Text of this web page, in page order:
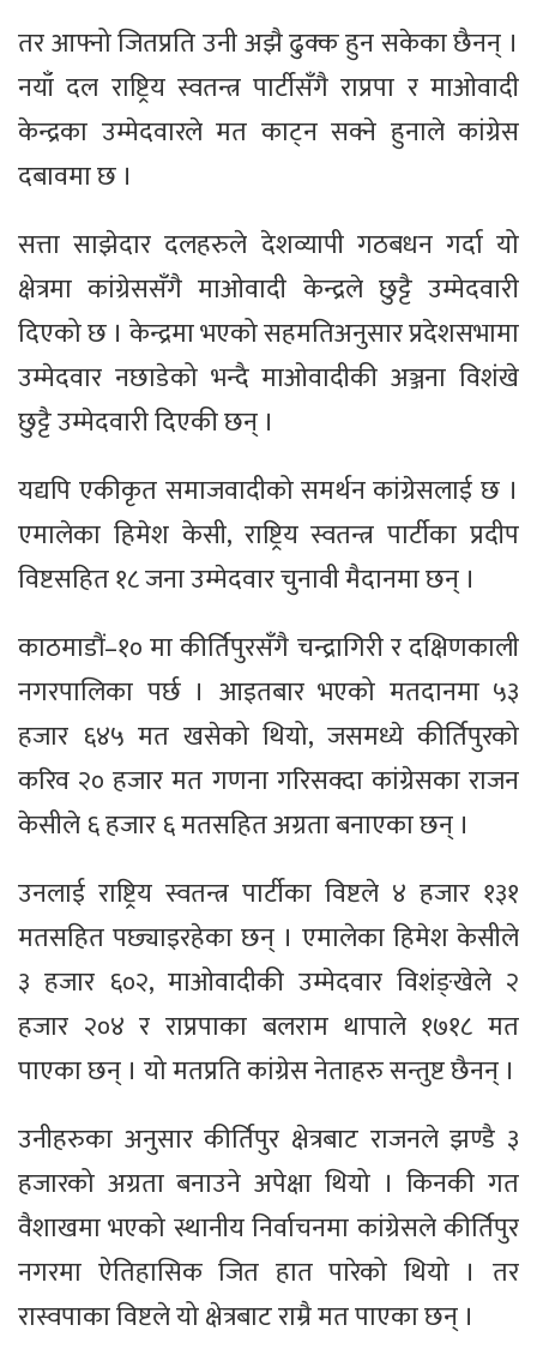
तर आफ्नो जितप्रति उनी अझै ढुक्क हुन सकेका छैनन् ।
नयाँ दल राष्ट्रिय स्वतन्त्र पार्टीसँगै राप्रपा र माओवादी
केन्द्रका उम्मेदवारले मत काट्न सक्ने हुनाले कांग्रेस
दबावमा छ ।
सत्ता साझेदार दलहरुले देशव्यापी गठबधन गर्दा यो
क्षेत्रमा कांग्रेससँगै माओवादी केन्द्रले छुट्टै उम्मेदवारी
दिएको छ । केन्द्रमा भएको सहमतिअनुसार प्रदेशसभामा
उम्मेदवार नछाडेको भन्दै माओवादीकी अञ्जना विशंखे
छुट्टै उम्मेदवारी दिएकी छन् ।
यद्यपि एकीकृत समाजवादीको समर्थन कांग्रेसलाई छ ।
एमालेका हिमेश केसी, राष्ट्रिय स्वतन्त्र पार्टीका प्रदीप
विष्टसहित १८ जना उम्मेदवार चुनावी मैदानमा छन् ।
काठमाडौं–१० मा कीर्तिपुरसँगै चन्द्रागिरी र दक्षिणकाली
नगरपालिका पर्छ । आइतबार भएको मतदानमा ५३
हजार ६४५ मत खसेको थियो, जसमध्ये कीर्तिपुरको
करिव २० हजार मत गणना गरिसक्दा कांग्रेसका राजन
केसीले ६ हजार ६ मतसहित अग्रता बनाएका छन् ।
उनलाई राष्ट्रिय स्वतन्त्र पार्टीका विष्टले ४ हजार १३१
मतसहित पछ्याइरहेका छन् । एमालेका हिमेश केसीले
३ हजार ६०२, माओवादीकी उम्मेदवार विशंङ्खेले २
हजार २०४ र राप्रपाका बलराम थापाले १७१८ मत
पाएका छन् । यो मतप्रति कांग्रेस नेताहरु सन्तुष्ट छैनन् ।
उनीहरुका अनुसार कीर्तिपुर क्षेत्रबाट राजनले झण्डै ३
हजारको अग्रता बनाउने अपेक्षा थियो । किनकी गत
वैशाखमा भएको स्थानीय निर्वाचनमा कांग्रेसले कीर्तिपुर
नगरमा ऐतिहासिक जित हात पारेको थियो । तर
रास्वपाका विष्टले यो क्षेत्रबाट राम्रै मत पाएका छन् ।